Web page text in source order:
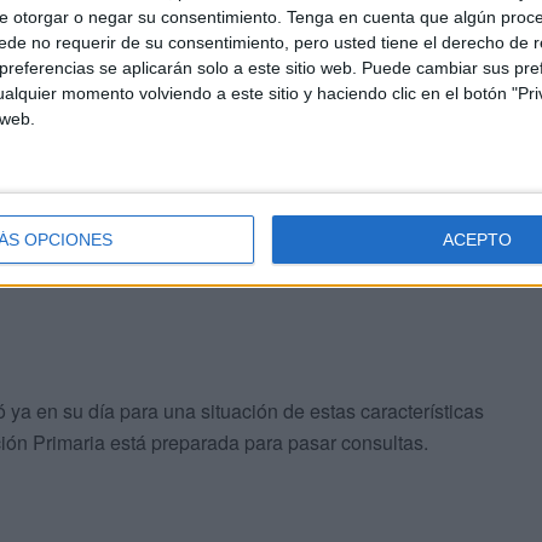
otorgar o negar su consentimiento. Tenga en cuenta que algún
no requerir de su consentimiento, pero usted tiene el derecho de
se aplicarán solo a este sitio web. Puede cambiar sus
momento volviendo a este sitio y haciendo clic en el botón
OPCIONES ACEPTO
y crear en el mismo una ampliación del propio
interiores.
de Salud Mental que está en la planta baja del
del Hospital Militar cuando la cesión de uso esté
Primaria al propio Hospital Universitario.
en su día para una situación de estas características
Primaria está preparada para pasar consultas.